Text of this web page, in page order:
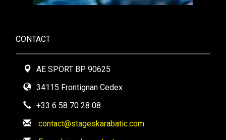
CONTACT
AE SPORT BP 90625
34115 Frontignan Cedex
+33 6 58 70 28 08
contact@stageskarabatic.com